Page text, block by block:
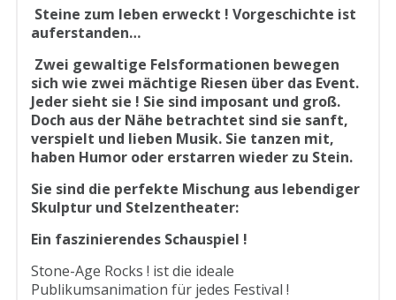
Steine zum leben erweckt ! Vorgeschichte ist
auferstanden…
Zwei gewaltige Felsformationen bewegen
sich wie zwei mächtige Riesen über das Event.
Jeder sieht sie ! Sie sind imposant und groß.
Doch aus der Nähe betrachtet sind sie sanft,
verspielt und lieben Musik. Sie tanzen mit,
haben Humor oder erstarren wieder zu Stein.
Sie sind die perfekte Mischung aus lebendiger
Skulptur und Stelzentheater:
Ein faszinierendes Schauspiel !
Stone-Age Rocks ! ist die ideale
Publikumsanimation für jedes Festival !